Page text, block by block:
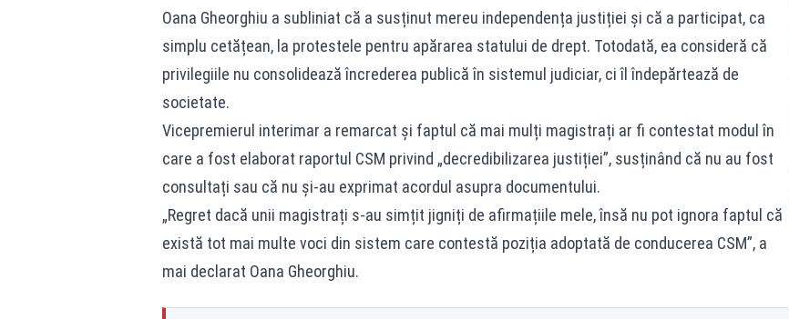
Oana Gheorghiu a subliniat că a susținut mereu independența justiției și că a participat, ca
simplu cetățean, la protestele pentru apărarea statului de drept. Totodată, ea consideră că
privilegiile nu consolidează încrederea publică în sistemul judiciar, ci îl îndepărtează de
societate.
Vicepremierul interimar a remarcat și faptul că mai mulți magistrați ar fi contestat modul în
care a fost elaborat raportul CSM privind „decredibilizarea justiției”, susținând că nu au fost
consultați sau că nu și-au exprimat acordul asupra documentului.
„Regret dacă unii magistrați s-au simțit jigniți de afirmațiile mele, însă nu pot ignora faptul că
există tot mai multe voci din sistem care contestă poziția adoptată de conducerea CSM”, a
mai declarat Oana Gheorghiu.